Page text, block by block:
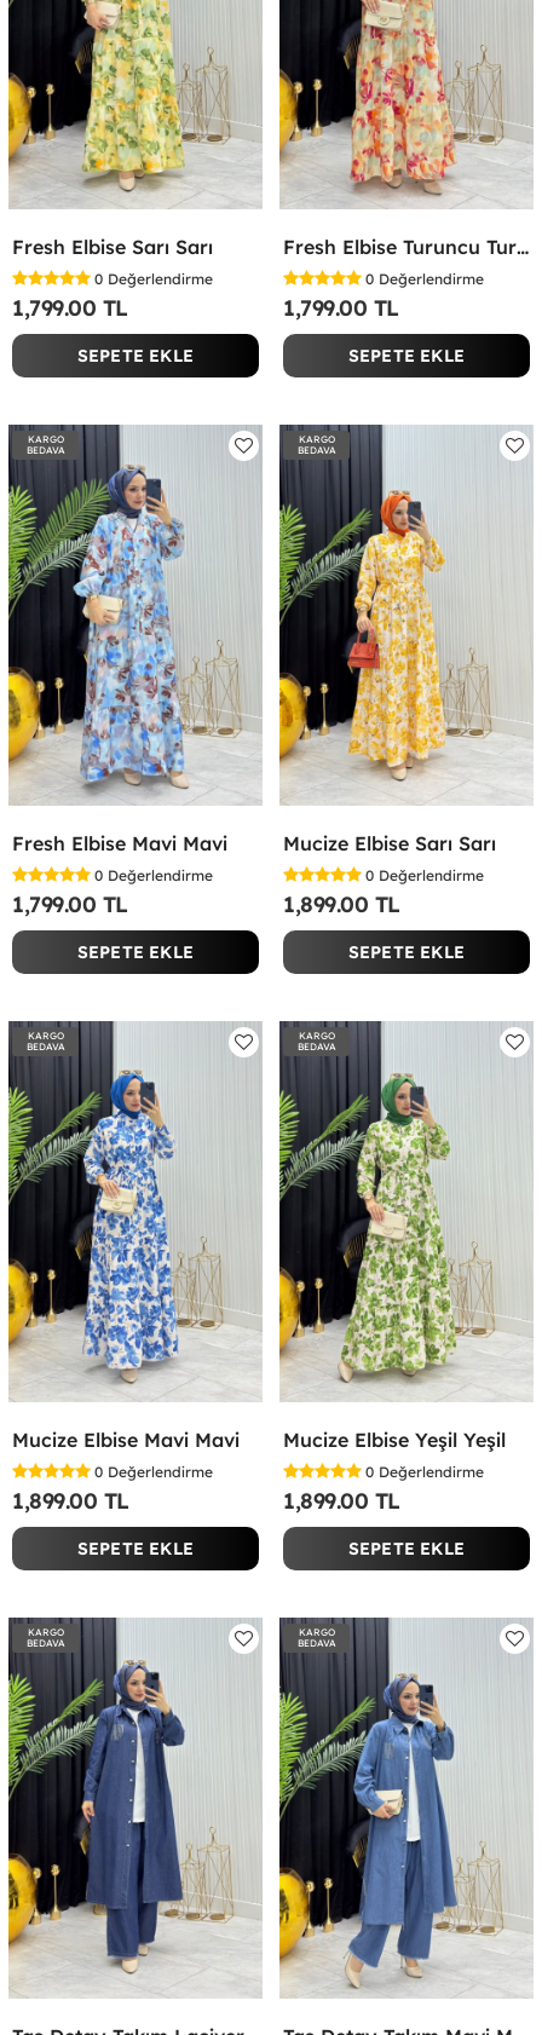
Fresh Elbise Sarı Sarı
0 Değerlendirme
1,799.00 TL
SEPETE EKLE
Fresh Elbise Turuncu Turuncu
0 Değerlendirme
1,799.00 TL
SEPETE EKLE
KARGO
BEDAVA
Fresh Elbise Mavi Mavi
0 Değerlendirme
1,799.00 TL
SEPETE EKLE
KARGO
BEDAVA
Mucize Elbise Sarı Sarı
0 Değerlendirme
1,899.00 TL
SEPETE EKLE
KARGO
BEDAVA
Mucize Elbise Mavi Mavi
0 Değerlendirme
1,899.00 TL
SEPETE EKLE
KARGO
BEDAVA
Mucize Elbise Yeşil Yeşil
0 Değerlendirme
1,899.00 TL
SEPETE EKLE
KARGO
BEDAVA
KARGO
BEDAVA